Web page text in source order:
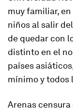
muy familiar,
niños al salir
de quedar con
distinto en el
países
mínimo y todos
Arenas